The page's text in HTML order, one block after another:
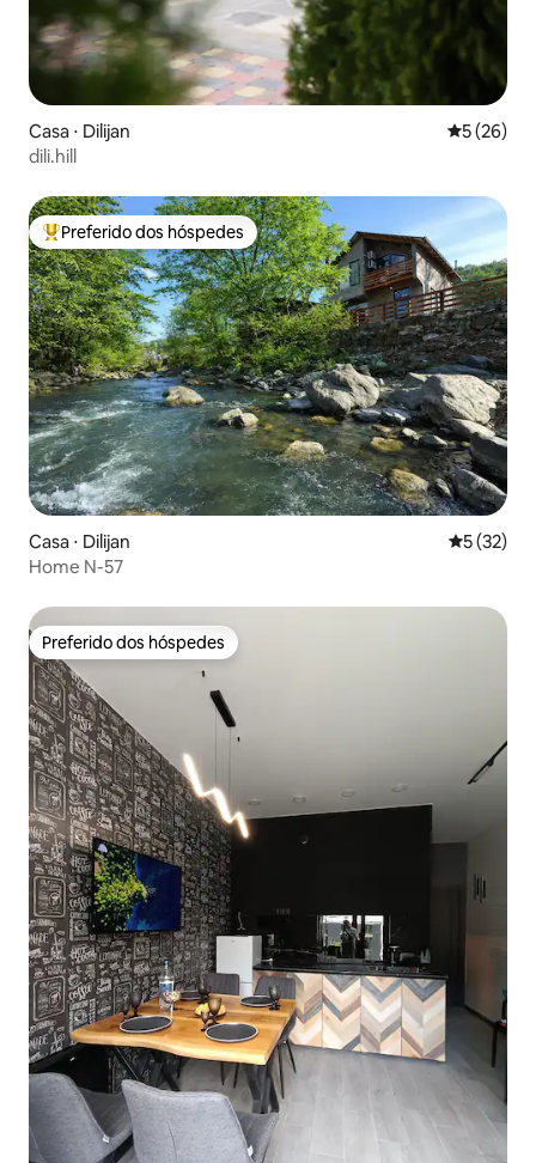
Casa ⋅ Dilijan 5 de uma
5 (26)
dili.hill
Entre os melhores preferidos dos hóspedes
Preferido dos hóspedes
Casa ⋅ Dilijan 5 de uma
5 (32)
Home N-57
Preferido dos hóspedes
Preferido dos hóspedes